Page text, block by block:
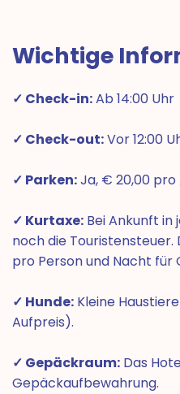
Wichtige
✓ Check-in:Ab 14:00 Uhr
✓ Check-out:Vor 12:00
✓ Parken:Ja, € 20,00 pro
✓ Kurtaxe: Bei Ankunft in
noch die
pro Person und Nacht für
✓ Hunde: Kleine
Aufpreis).
✓ Gepäckraum: Das
Gepäckaufbewahrung.